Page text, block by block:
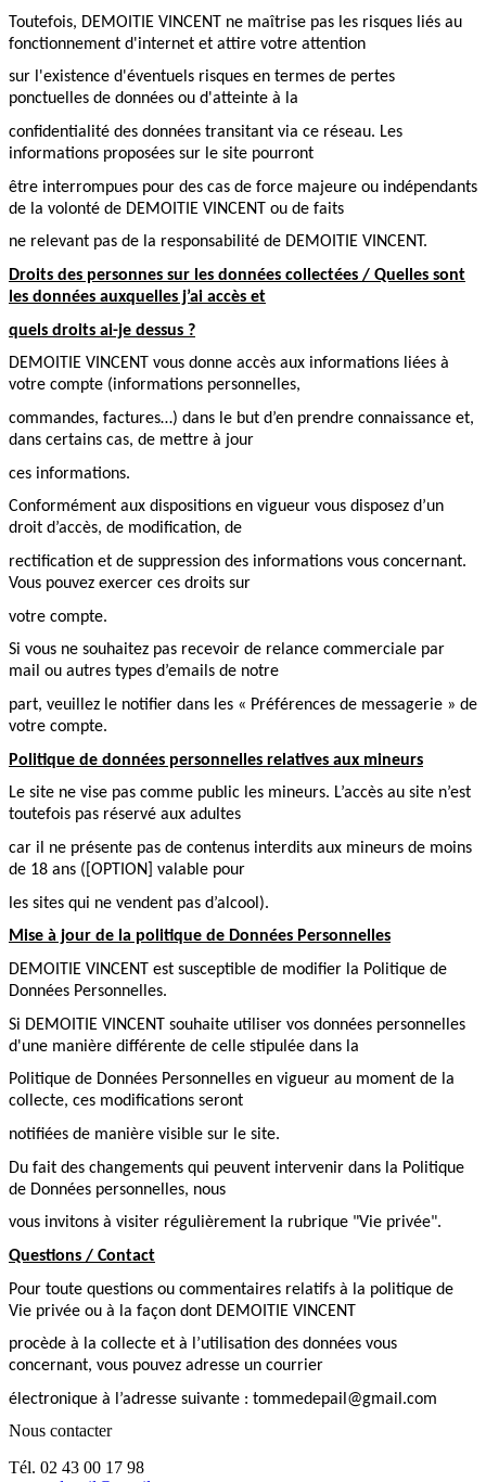
Toutefois, DEMOITIE VINCENT ne maîtrise pas les risques liés au
fonctionnement d'internet et attire votre attention
sur l'existence d'éventuels risques en termes de pertes
ponctuelles de données ou d'atteinte à la
confidentialité des données transitant via ce réseau. Les
informations proposées sur le site pourront
être interrompues pour des cas de force majeure ou indépendants
de la volonté de DEMOITIE VINCENT ou de faits
ne relevant pas de la responsabilité de DEMOITIE VINCENT.
Droits des personnes sur les données collectées / Quelles sont
les données auxquelles j’ai accès et
quels droits ai-je dessus ?
DEMOITIE VINCENT vous donne accès aux informations liées à
votre compte (informations personnelles,
commandes, factures…) dans le but d’en prendre connaissance et,
dans certains cas, de mettre à jour
ces informations.
Conformément aux dispositions en vigueur vous disposez d’un
droit d’accès, de modification, de
rectification et de suppression des informations vous concernant.
Vous pouvez exercer ces droits sur
votre compte.
Si vous ne souhaitez pas recevoir de relance commerciale par
mail ou autres types d’emails de notre
part, veuillez le notifier dans les « Préférences de messagerie » de
votre compte.
Politique de données personnelles relatives aux mineurs
Le site ne vise pas comme public les mineurs. L’accès au site n’est
toutefois pas réservé aux adultes
car il ne présente pas de contenus interdits aux mineurs de moins
de 18 ans ([OPTION] valable pour
les sites qui ne vendent pas d’alcool).
Mise à jour de la politique de Données Personnelles
DEMOITIE VINCENT est susceptible de modifier la Politique de
Données Personnelles.
Si DEMOITIE VINCENT souhaite utiliser vos données personnelles
d'une manière différente de celle stipulée dans la
Politique de Données Personnelles en vigueur au moment de la
collecte, ces modifications seront
notifiées de manière visible sur le site.
Du fait des changements qui peuvent intervenir dans la Politique
de Données personnelles, nous
vous invitons à visiter régulièrement la rubrique "Vie privée".
Questions / Contact
Pour toute questions ou commentaires relatifs à la politique de
Vie privée ou à la façon dont DEMOITIE VINCENT
procède à la collecte et à l’utilisation des données vous
concernant, vous pouvez adresse un courrier
électronique à l’adresse suivante : tommedepail@gmail.com
Nous contacter
Tél. 02 43 00 17 98